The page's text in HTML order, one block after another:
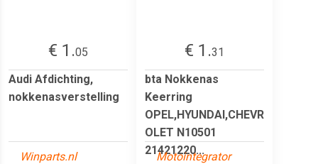
€ 1.05
Audi Afdichting,
nokkenasverstelling
Winparts.nl
€ 1.31
bta Nokkenas
Keerring
OPEL,HYUNDAI,CHEVR
OLET N10501
21421220...
Motointegrator